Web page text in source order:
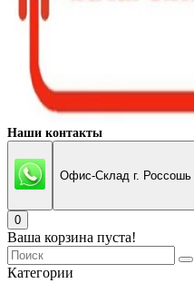
Наши контакты
Офис-Склад г.
0
Ваша корзина пуста!
Категории